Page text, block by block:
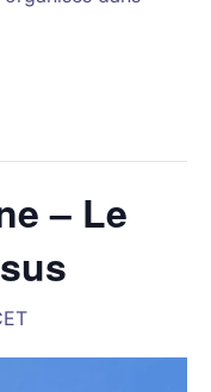
– Le